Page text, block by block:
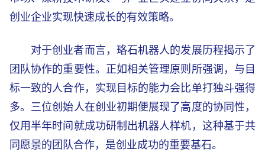
创业企业实现快速成长的有效策略。
对于创业者而言，珞石机器人的发展历程揭示了
团队协作的重要性。正如相关管理原则所强调，与目
标一致的人合作，实现目标的能力会比单打独斗强得
多。三位创始人在创业初期便展现了高度的协同性，
仅用半年时间就成功研制出机器人样机，这种基于共
同愿景的团队合作，是创业成功的重要基石。